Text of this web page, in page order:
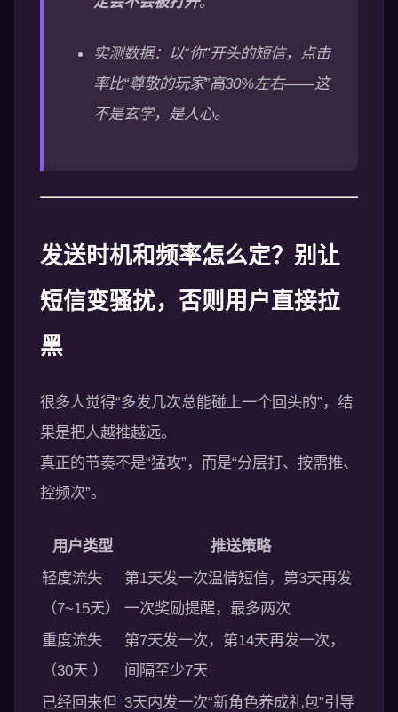
实测数据：以“你”开头的短信，点击
率比“尊敬的玩家”高30%左右——这
不是玄学，是人心。
发送时机和频率怎么定？别让
短信变骚扰，否则用户直接拉
黑
很多人觉得“多发几次总能碰上一个回头的”，结
果是把人越推越远。
真正的节奏不是“猛攻”，而是“分层打、按需推、
控频次”。
用户类型
推送策略
轻度流失
（7~15天）
第1天发一次温情短信，第3天再发
一次奖励提醒，最多两次
重度流失
（30天 ）
第7天发一次，第14天再发一次，
间隔至少7天
已经回来但 3天内发一次“新角色养成礼包”引导